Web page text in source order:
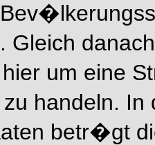
Gleich
um eine
handeln.
betr�gt